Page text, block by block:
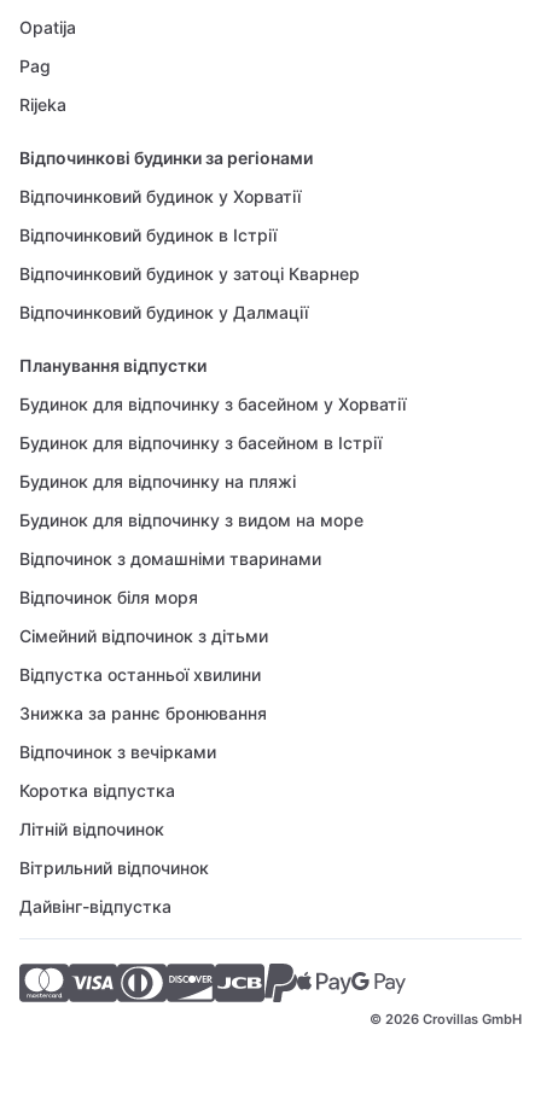
Opatija
Pag
Rijeka
Відпочинкові будинки за регіонами
Відпочинковий будинок у Хорватії
Відпочинковий будинок в Істрії
Відпочинковий будинок у затоці Кварнер
Відпочинковий будинок у Далмації
Планування відпустки
Будинок для відпочинку з басейном у Хорватії
Будинок для відпочинку з басейном в Істрії
Будинок для відпочинку на пляжі
Будинок для відпочинку з видом на море
Відпочинок з домашніми тваринами
Відпочинок біля моря
Сімейний відпочинок з дітьми
Відпустка останньої хвилини
Знижка за раннє бронювання
Відпочинок з вечірками
Коротка відпустка
Літній відпочинок
Вітрильний відпочинок
Дайвінг-відпустка
© 2026 Crovillas GmbH